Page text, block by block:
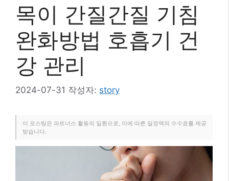
목이 간질간질 기침
완화방법 호흡기 건
강 관리
2024-07-31 작성자: story
이 포스팅은 파트너스 활동의 일환으로, 이에 따른 일정액의 수수료를 제공
받습니다.